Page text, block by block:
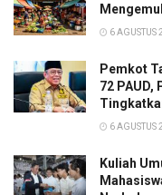
6 AGUSTUS
Pemkot
72 PAUD,
6 AGUSTUS
Kuliah